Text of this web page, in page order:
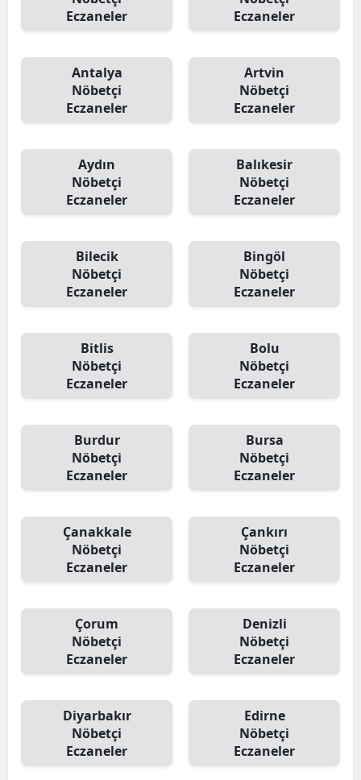
Eczaneler
Eczaneler
Antalya
Nöbetçi
Eczaneler
Artvin
Nöbetçi
Eczaneler
Aydın
Nöbetçi
Eczaneler
Balıkesir
Nöbetçi
Eczaneler
Bilecik
Nöbetçi
Eczaneler
Bingöl
Nöbetçi
Eczaneler
Bitlis
Nöbetçi
Eczaneler
Bolu
Nöbetçi
Eczaneler
Burdur
Nöbetçi
Eczaneler
Bursa
Nöbetçi
Eczaneler
Çanakkale
Nöbetçi
Eczaneler
Çankırı
Nöbetçi
Eczaneler
Çorum
Nöbetçi
Eczaneler
Denizli
Nöbetçi
Eczaneler
Diyarbakır
Nöbetçi
Eczaneler
Edirne
Nöbetçi
Eczaneler